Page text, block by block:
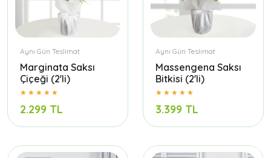
Aynı Gün Teslimat
Marginata Saksı
Çiçeği (2'li)
2.299 TL
Aynı Gün Teslimat
Massengena Saksı
Bitkisi (2'li)
3.399 TL